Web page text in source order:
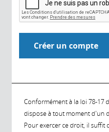
Conformément à la loi 78-17
dispose à tout moment d'un
Pour exercer ce droit, il